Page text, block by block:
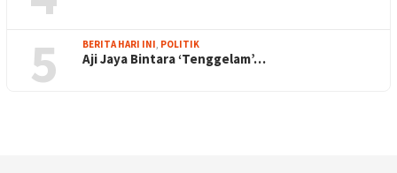
5 BERITA HARI INI, POLITIK
Aji Jaya Bintara ‘Tenggelam’…